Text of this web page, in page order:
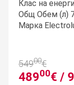
Клас на
Общ Обем (л)
Марка
48900€ /
54900€